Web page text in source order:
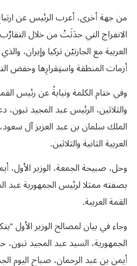
من جهة أخرى، أعرب الرئيس عن ارتياح
الانفراج التي حدَثَتْ من خلال
العربية مع الجارتيْن تركيا وإيران،
أزمات المنطقة واستِقرارِها وخفض
وفي ختام الكلمة ونيابةً عن رئيس
والثلاثين، الرئيس عبد المجيد تبون،
الملك سلمان بن عبد العزيز آل
العربية الثانية والثلاثين.
وحل، صبيحة الجمعة، الوزير الأول،
بصفته ممثلا لرئيس الجمهورية عبد
القمة العربية.
وجاء في بيان لمصالح الوزير الأول
الجمهورية، السيد عبد المجيد تبون،